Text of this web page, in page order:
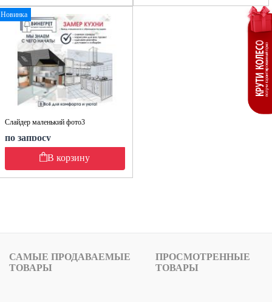
Новинка
Слайдер маленький фото3
по запросу
В корзину
САМЫЕ ПРОДАВАЕМЫЕ
ТОВАРЫ
ПРОСМОТРЕННЫЕ
ТОВАРЫ